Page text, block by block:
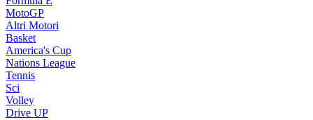
MotoGP
Altri Motori
Basket
America's Cup
Nations League
Tennis
Sci
Volley
Drive UP